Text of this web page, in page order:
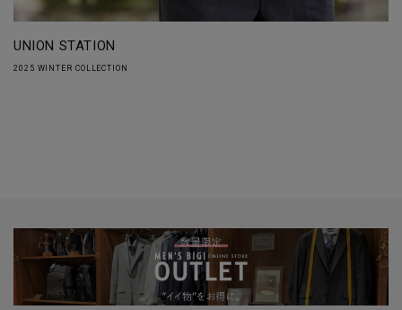
UNION STATION
2025 WINTER COLLECTION